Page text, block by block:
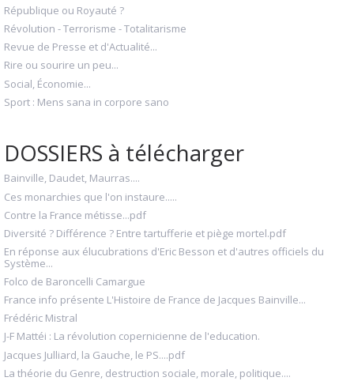
République ou Royauté ?
Révolution - Terrorisme - Totalitarisme
Revue de Presse et d'Actualité...
Rire ou sourire un peu...
Social, Économie...
Sport : Mens sana in corpore sano
DOSSIERS à télécharger
Bainville, Daudet, Maurras....
Ces monarchies que l'on instaure.....
Contre la France métisse...pdf
Diversité ? Différence ? Entre tartufferie et piège mortel.pdf
En réponse aux élucubrations d'Eric Besson et d'autres officiels du
Système...
Folco de Baroncelli Camargue
France info présente L'Histoire de France de Jacques Bainville...
Frédéric Mistral
J-F Mattéi : La révolution copernicienne de l'education.
Jacques Julliard, la Gauche, le PS....pdf
La théorie du Genre, destruction sociale, morale, politique....